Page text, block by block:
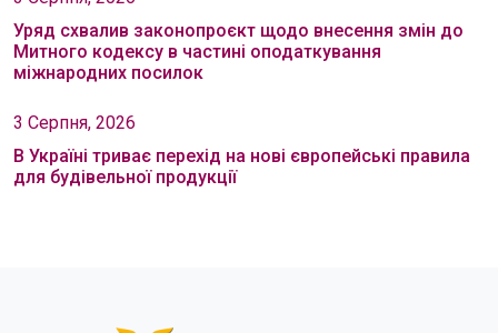
Уряд схвалив законопроєкт щодо внесення змін до
Митного кодексу в частині оподаткування
міжнародних посилок
3 Серпня, 2026
В Україні триває перехід на нові європейські правила
для будівельної продукції